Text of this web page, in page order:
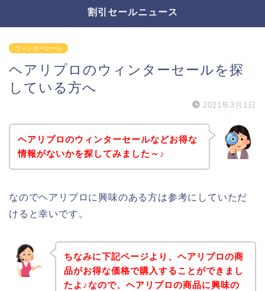
割引セールニュース
ウィンターセール
ヘアリプロのウィンターセールを探
している方へ
2021年3月1日
ヘアリプロのウィンターセールなどお得な
情報がないかを探してみました～♪
なのでヘアリプロに興味のある方は参考にしていただ
けると幸いです。
ちなみに下記ページより、ヘアリプロの商
品がお得な価格で購入することができまし
たよ♪なので、ヘアリプロの商品に興味の